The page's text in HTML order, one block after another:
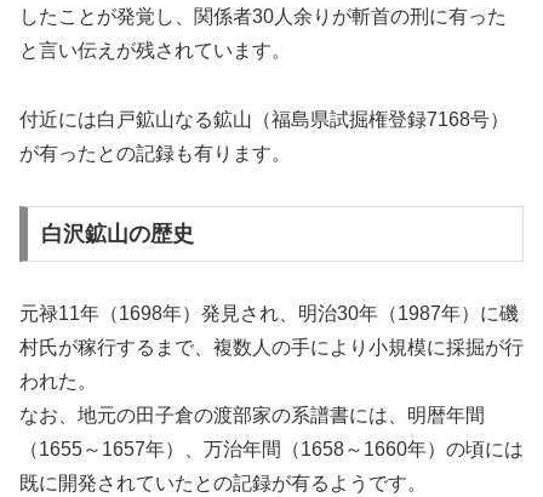
したことが発覚し、関係者30人余りが斬首の刑に有った
と言い伝えが残されています。
付近には白戸鉱山なる鉱山（福島県試掘権登録7168号）
が有ったとの記録も有ります。
白沢鉱山の歴史
元禄11年（1698年）発見され、明治30年（1987年）に磯
村氏が稼行するまで、複数人の手により小規模に採掘が行
われた。
なお、地元の田子倉の渡部家の系譜書には、明暦年間
（1655～1657年）、万治年間（1658～1660年）の頃には
既に開発されていたとの記録が有るようです。